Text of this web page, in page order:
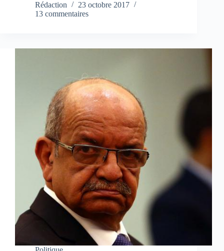
Rédaction
23 octobre 2017
13 commentaires